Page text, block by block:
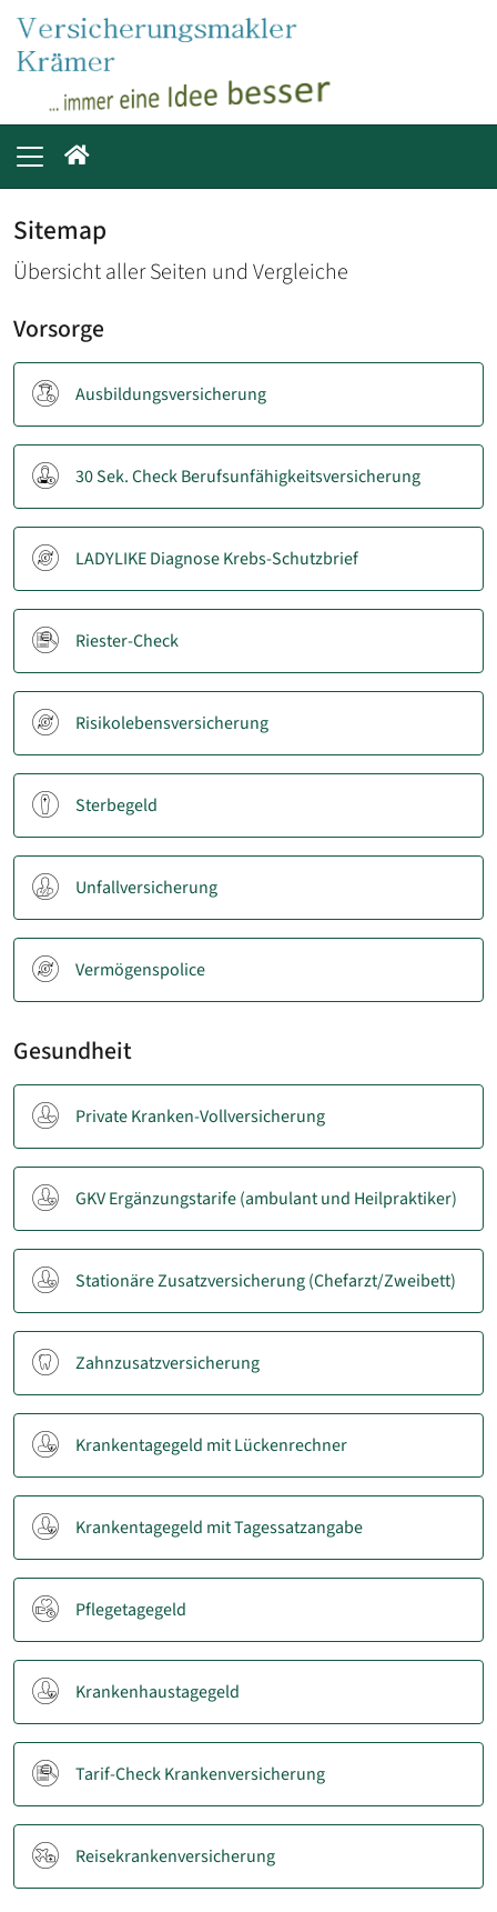
Sitemap
Übersicht aller Seiten und Vergleiche
Vorsorge
Ausbildungsversicherung
30 Sek. Check Berufsunfähigkeitsversicherung
LADYLIKE Diagnose Krebs-Schutzbrief
Riester-Check
Risikolebensversicherung
Sterbegeld
Unfallversicherung
Vermögenspolice
Gesundheit
Private Kranken-Vollversicherung
GKV Ergänzungstarife (ambulant und Heilpraktiker)
Stationäre Zusatzversicherung (Chefarzt/Zweibett)
Zahnzusatzversicherung
Krankentagegeld mit Lückenrechner
Krankentagegeld mit Tagessatzangabe
Pflegetagegeld
Krankenhaustagegeld
Tarif-Check Krankenversicherung
Reisekrankenversicherung